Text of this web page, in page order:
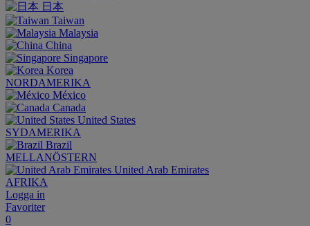
日本
Taiwan
Malaysia
China
Singapore
Korea
NORDAMERIKA
México
Canada
United States
SYDAMERIKA
Brazil
MELLANÖSTERN
United Arab Emirates
AFRIKA
Logga in
Favoriter
0